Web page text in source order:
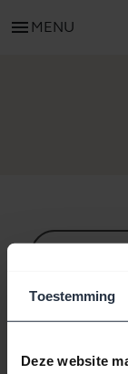
Toestemming
Deze website
menu MENU